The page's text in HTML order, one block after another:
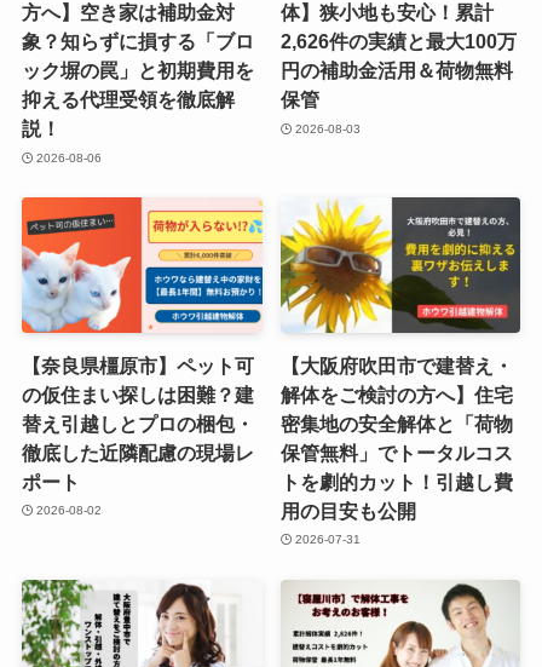
方へ】空き家は補助金対
象？知らずに損する「ブロ
ック塀の罠」と初期費用を
抑える代理受領を徹底解
説！
2026-08-06
体】狭小地も安心！累計
2,626件の実績と最大100万
円の補助金活用＆荷物無料
保管
2026-08-03
【奈良県橿原市】ペット可
の仮住まい探しは困難？建
替え引越しとプロの梱包・
徹底した近隣配慮の現場レ
ポート
2026-08-02
【大阪府吹田市で建替え・
解体をご検討の方へ】住宅
密集地の安全解体と「荷物
保管無料」でトータルコス
トを劇的カット！引越し費
用の目安も公開
2026-07-31